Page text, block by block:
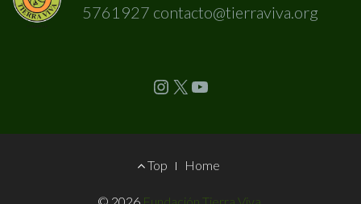
5761927 contacto@tierraviva.org
Instagram X YouTube
Top Home